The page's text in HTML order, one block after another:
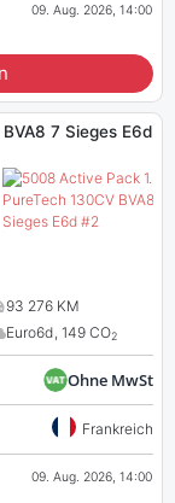
09. Aug. 2026, 14:00
7 Sieges E6d
93 276 KM
Euro6d, 149 CO2
Ohne MwSt
Frankreich
09. Aug. 2026, 14:00